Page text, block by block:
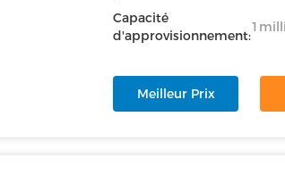
Capacité
d'approvisionnement:
Meilleur Prix